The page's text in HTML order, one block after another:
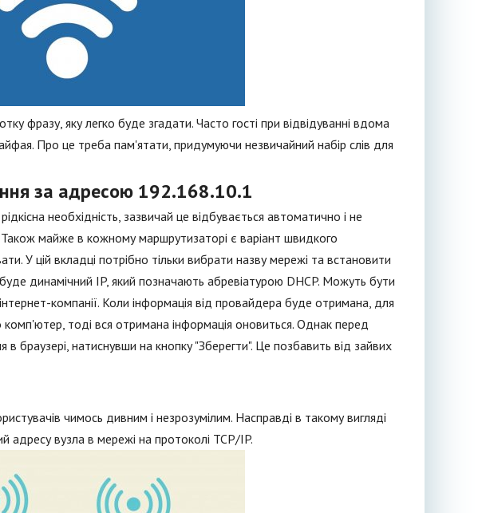
фразу, яку легко буде згадати. Часто гості при відвідуванні вдома
Про це треба пам'ятати, придумуючи незвичайний набір слів для
за адресою 192.168.10.1
необхідність, зазвичай це відбувається автоматично і не
майже в кожному маршрутизаторі є варіант швидкого
У цій вкладці потрібно тільки вибрати назву мережі та встановити
динамічний IP, який позначають абревіатурою DHCP. Можуть бути
компанії. Коли інформація від провайдера буде отримана, для
тоді вся отримана інформація оновиться. Однак перед
браузері, натиснувши на кнопку "Зберегти". Це позбавить від зайвих
чимось дивним і незрозумілим. Насправді в такому вигляді
адресу вузла в мережі на протоколі TCP/IP.